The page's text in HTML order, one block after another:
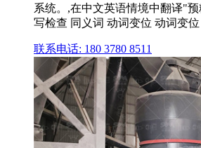
系统。,在中文英语情境中翻译"
写检查 同义词 动词变位 动词变位
联系电话: 180 3780 8511